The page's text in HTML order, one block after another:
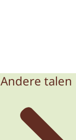
Andere talen